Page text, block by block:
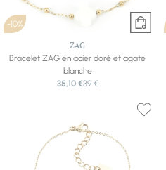
-10%
ZAG
Bracelet ZAG en acier doré et agate
blanche
35,10 €39 €